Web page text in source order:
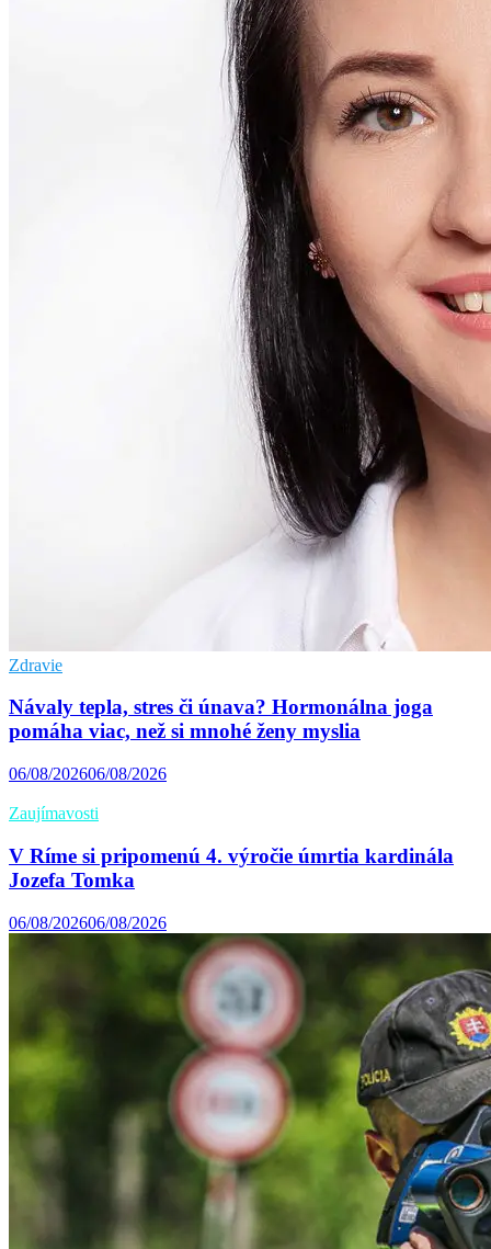
Zdravie
Návaly tepla, stres či únava? Hormonálna joga
pomáha viac, než si mnohé ženy myslia
06/08/202606/08/2026
Zaujímavosti
V Ríme si pripomenú 4. výročie úmrtia kardinála
Jozefa Tomka
06/08/202606/08/2026